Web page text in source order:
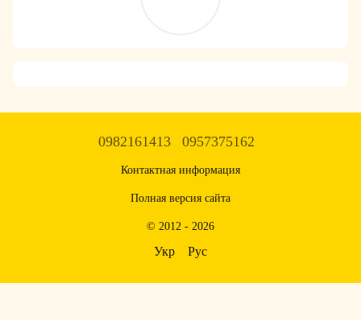
0982161413 0957375162
Контактная информация
Полная версия сайта
© 2012 - 2026
Укр Рус